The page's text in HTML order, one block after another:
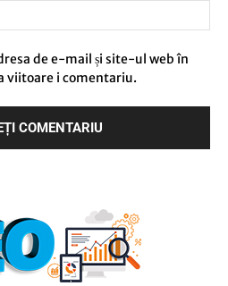
de e-mail și site-ul web în
viitoare i comentariu.